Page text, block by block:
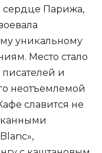
сердце Парижа,
уникальному
Место стало
и
неотъемлемой
славится не